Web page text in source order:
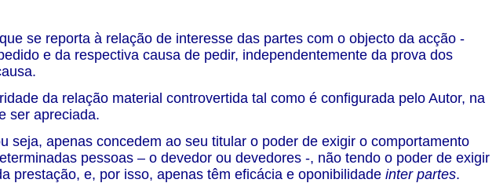
se reporta à relação de interesse das partes com o objecto da acção -
e da respectiva causa de pedir, independentemente da prova dos
da relação material controvertida tal como é configurada pelo Autor, na
ser apreciada.
seja, apenas concedem ao seu titular o poder de exigir o comportamento
pessoas – o devedor ou devedores -, não tendo o poder de exigir
prestação, e, por isso, apenas têm eficácia e oponibilidade inter partes.